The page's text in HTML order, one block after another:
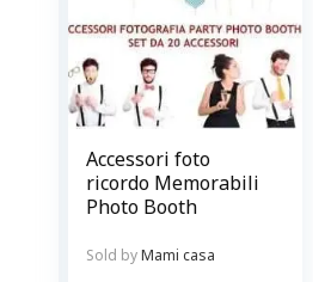
Accessori foto
ricordo Memorabili
Photo Booth
Sold byMami casa